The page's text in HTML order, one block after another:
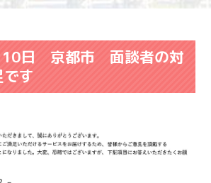
10日 京都市 面談者の対
す